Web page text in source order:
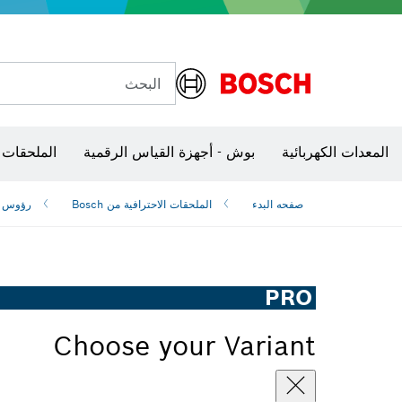
البحث
المعدات الكهربائية بوش - أجهزة القياس الرقمية
صفحه البدء الملحقات الاحترافية من Bosch رؤوس
PRO
Choose your Variant